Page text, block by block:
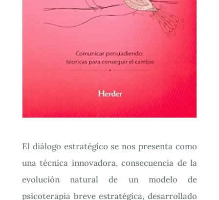
El diálogo estratégico se nos presenta como
una técnica innovadora, consecuencia de la
evolución natural de un modelo de
psicoterapia breve estratégica, desarrollado